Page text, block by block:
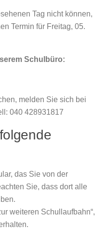
Tag nicht können,
Termin für Freitag, 05.
Schulbüro:
melden Sie sich bei
040 428931817
das Sie von der
Sie, dass dort alle
weiteren Schullaufbahn“,